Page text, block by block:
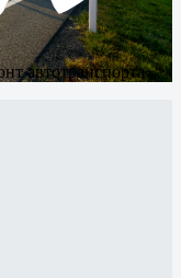
автотранспорта